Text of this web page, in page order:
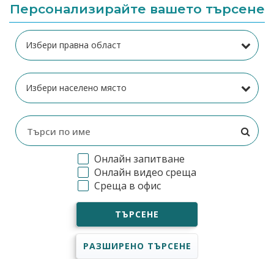
Персонализирайте вашето търсене
Онлайн запитване
Онлайн видео среща
Среща в офис
ТЪРСЕНЕ
РАЗШИРЕНО ТЪРСЕНЕ